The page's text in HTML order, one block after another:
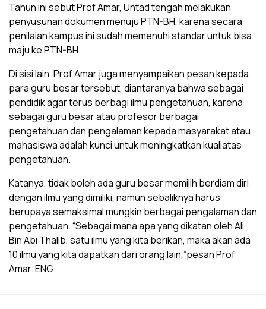
Tahun ini sebut Prof Amar, Untad tengah melakukan
penyusunan dokumen menuju PTN-BH, karena secara
penilaian kampus ini sudah memenuhi standar untuk bisa
maju ke PTN-BH.
Di sisi lain, Prof Amar juga menyampaikan pesan kepada
para guru besar tersebut, diantaranya bahwa sebagai
pendidik agar terus berbagi ilmu pengetahuan, karena
sebagai guru besar atau profesor berbagai
pengetahuan dan pengalaman kepada masyarakat atau
mahasiswa adalah kunci untuk meningkatkan kualiatas
pengetahuan.
Katanya, tidak boleh ada guru besar memilih berdiam diri
dengan ilmu yang dimiliki, namun sebaliknya harus
berupaya semaksimal mungkin berbagai pengalaman dan
pengetahuan. “Sebagai mana apa yang dikatan oleh Ali
Bin Abi Thalib, satu ilmu yang kita berikan, maka akan ada
10 ilmu yang kita dapatkan dari orang lain,”pesan Prof
Amar. ENG